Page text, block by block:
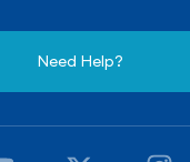
Need Help?